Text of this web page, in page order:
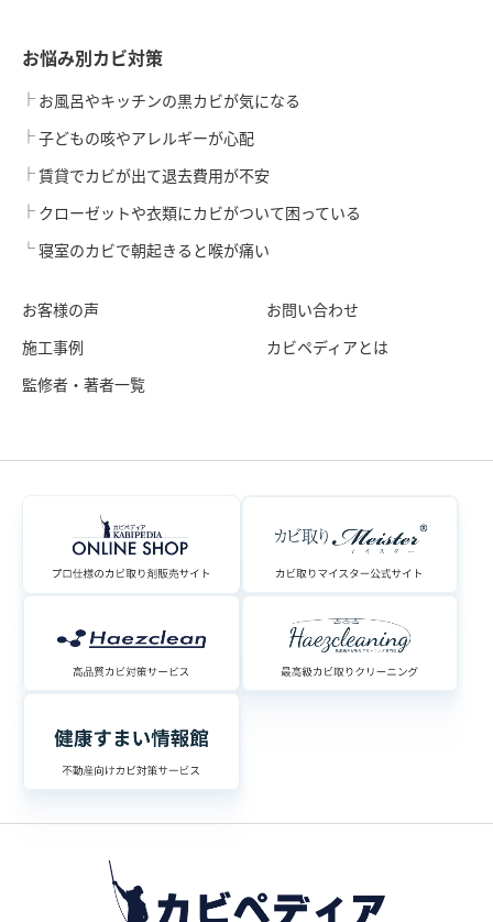
お悩み別カビ対策
お風呂やキッチンの黒カビが気になる
子どもの咳やアレルギーが心配
賃貸でカビが出て退去費用が不安
クローゼットや衣類にカビがついて困っている
寝室のカビで朝起きると喉が痛い
お客様の声
施工事例
監修者・著者一覧
お問い合わせ
カビペディアとは